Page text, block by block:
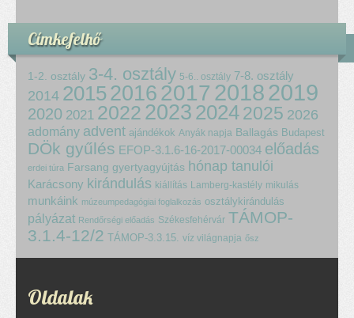
Címkefelhő
1-2. osztály 3-4. osztály 5-6.. osztály 7-8. osztály
2014 2015 2016 2017 20182019
2020 2021 2022 2023 20242025 2026
adomány advent ajándékok Anyák napja Ballagás Budapest
DÖk gyűlés EFOP-3.1.6-16-2017-00034 előadás
erdei túra Farsang gyertyagyújtás hónap tanulói
Karácsony kirándulás kiállítás Lamberg-kastély mikulás
munkáink múzeumpedagógiai foglalkozás osztálykirándulás
pályázat Rendőrségi előadás Székesfehérvár TÁMOP-
3.1.4-12/2 TÁMOP-3.3.15. víz világnapja ősz
Oldalak